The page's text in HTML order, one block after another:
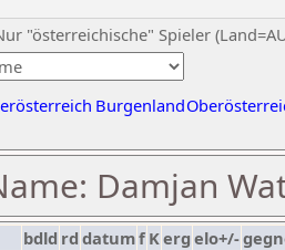
"österreichische" Spieler
Burgenland
Damjan
bdld rd datumf Kerg elo+/-